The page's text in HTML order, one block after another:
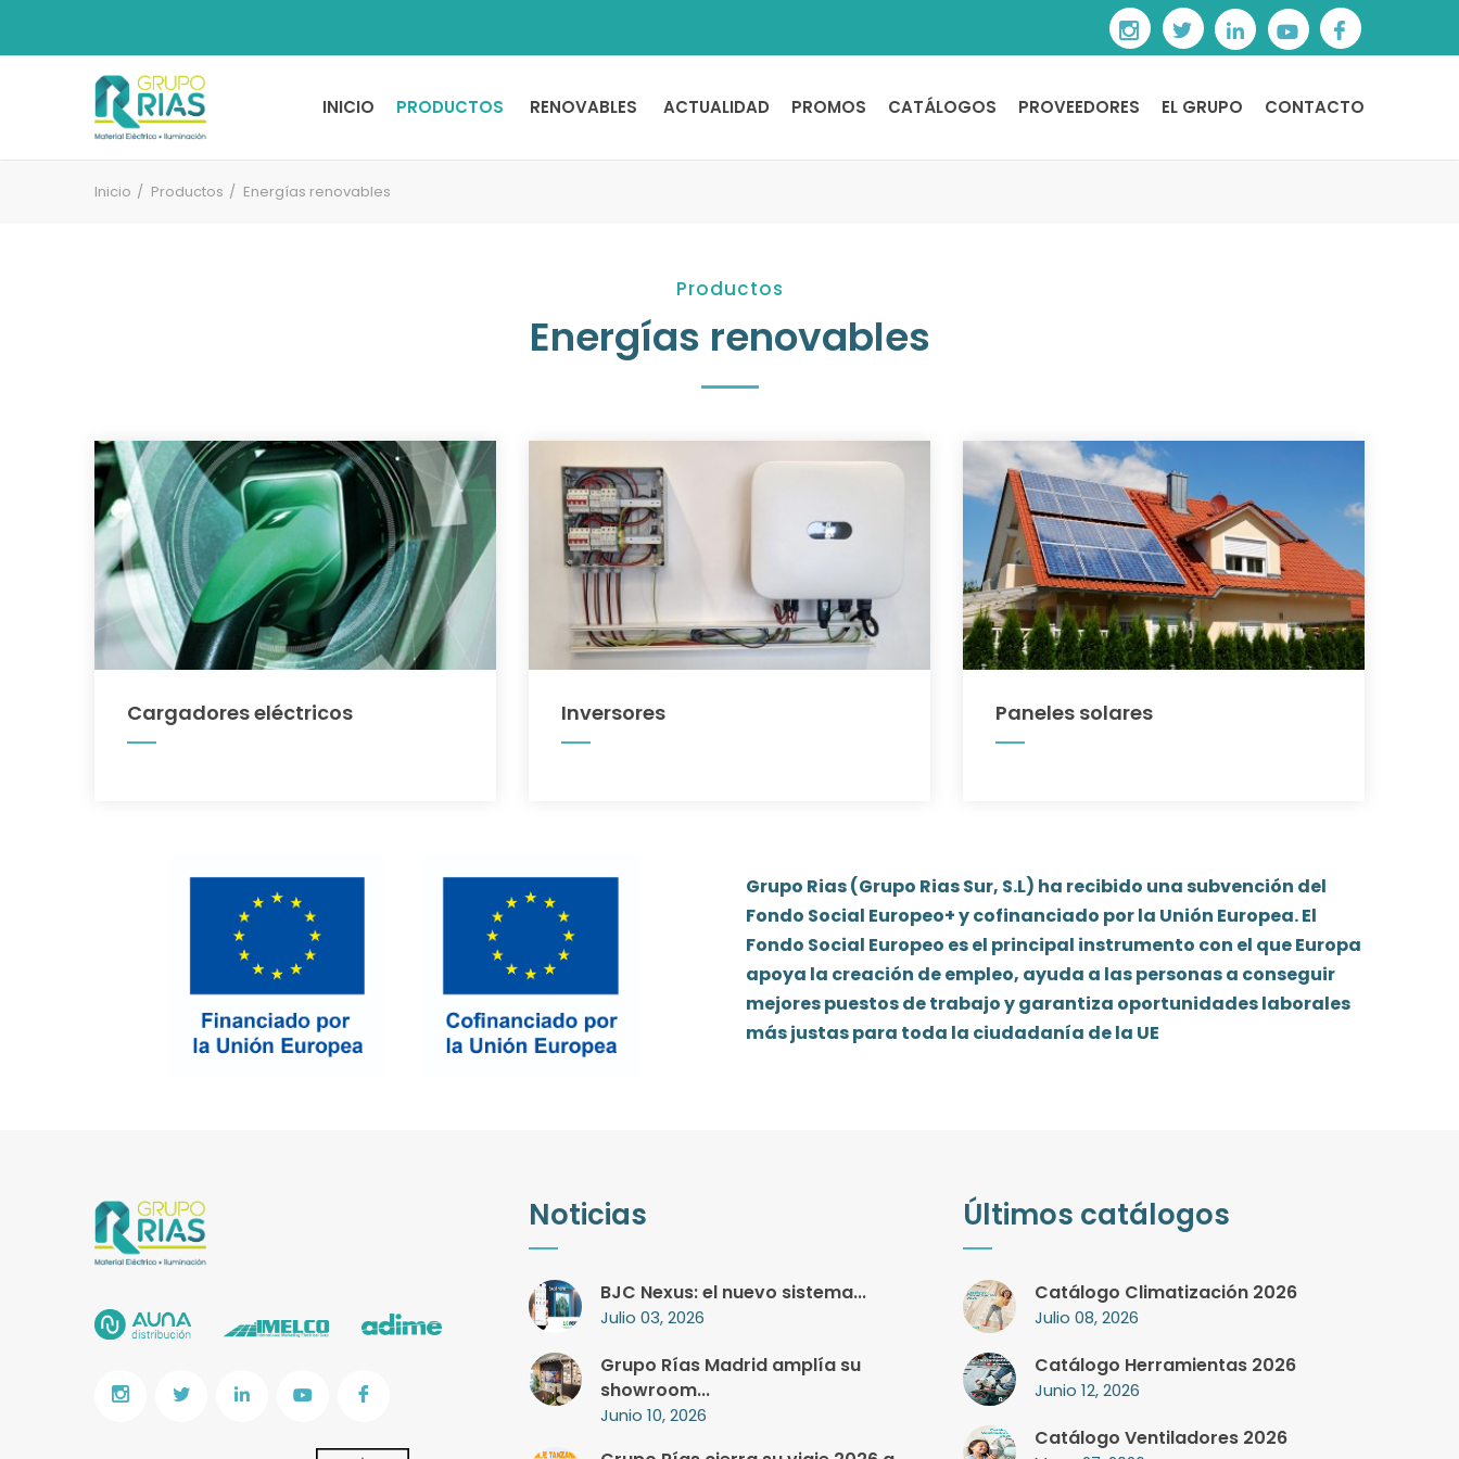
INICIO PRODUCTOS RENOVABLES ACTUALIDAD PROMOS CATÁLOGOS PROVEEDORES EL GRUPO CONTACTO
Inicio Productos Energías renovables
Productos
Energías renovables
Cargadores eléctricos Inversores Paneles solares
Grupo Rias (Grupo Rias Sur, S.L) ha recibido una subvención del
Fondo Social Europeo+ y cofinanciado por la Unión Europea. El
Fondo Social Europeo es el principal instrumento con el que Europa
apoya la creación de empleo, ayuda a las personas a conseguir
mejores puestos de trabajo y garantiza oportunidades laborales
más justas para toda la ciudadanía de la UE
Noticias
BJC Nexus: el nuevo sistema...
Julio 03, 2026
Grupo Rías Madrid amplía su
showroom...
Junio 10, 2026
Últimos catálogos
Catálogo Climatización 2026
Julio 08, 2026
Catálogo Herramientas 2026
Junio 12, 2026
Catálogo Ventiladores 2026